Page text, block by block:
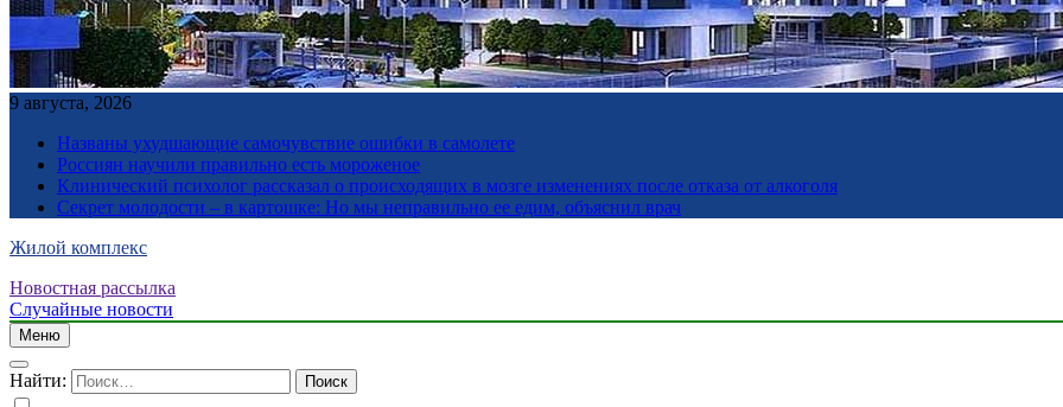
9 августа, 2026
Названы ухудшающие самочувствие ошибки в самолете
Россиян научили правильно есть мороженое
Клинический психолог рассказал о происходящих в мозге изменениях после отказа от алкоголя
Секрет молодости – в картошке: Но мы неправильно ее едим, объяснил врач
Жилой комплекс
Новостная рассылка
Случайные новости
Меню
Найти: